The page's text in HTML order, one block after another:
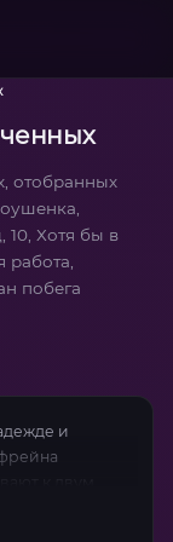
отобранных
10, Хотя бы в
работа,
побега
и
тюрьму